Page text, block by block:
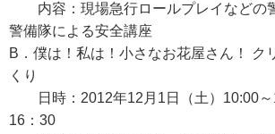
内容：現場急行ロールプレイなどの
警備隊による安全講座
B．僕は！私は！小さなお花屋さん！ ク
くり
日時：2012年12月1日（土）10:00～
16：30